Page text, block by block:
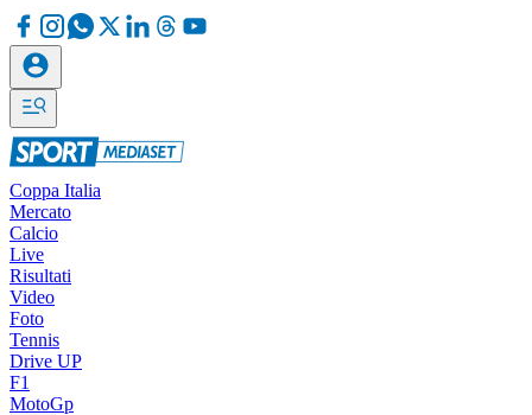
Coppa Italia
Mercato
Calcio
Live
Risultati
Video
Foto
Tennis
Drive UP
F1
MotoGp